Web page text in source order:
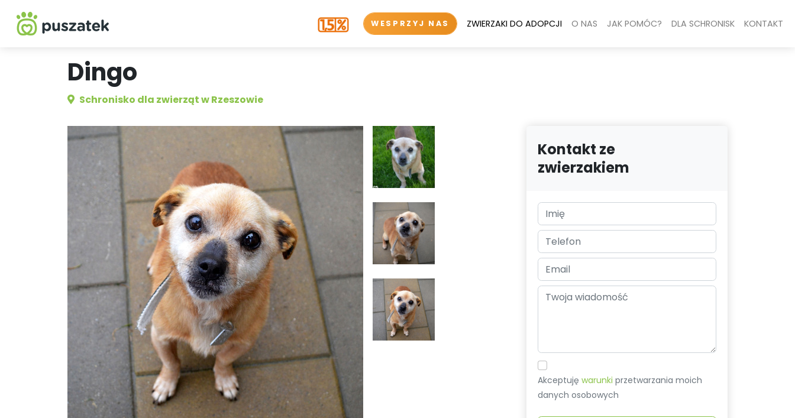
WESPRZYJ NAS ZWIERZAKI DO ADOPCJI O NAS JAK POMÓC? DLA SCHRONISK KONTAKT
Dingo
Schronisko dla zwierząt w Rzeszowie
Kontakt ze
zwierzakiem
Akceptujęwarunki przetwarzania moich
danych osobowych